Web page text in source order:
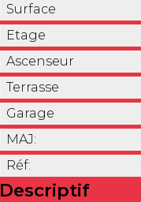
Surface
Etage
Ascenseur
Terrasse
Garage
MAJ:
Réf:
Descriptif